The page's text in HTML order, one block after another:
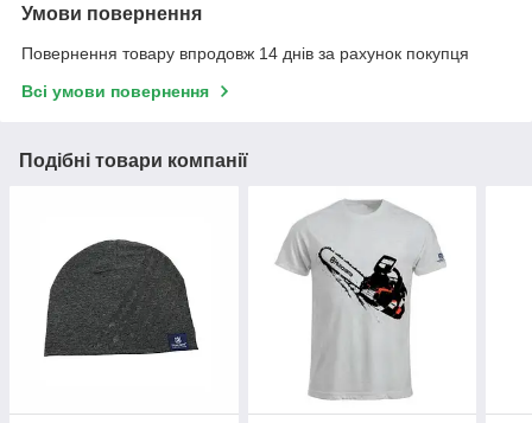
Умови повернення
Повернення товару впродовж 14 днів за рахунок покупця
Всі умови повернення
Подібні товари компанії